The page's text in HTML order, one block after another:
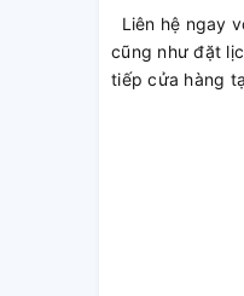
Liên hệ ngay
cũng như đặt
tiếp cửa hàng